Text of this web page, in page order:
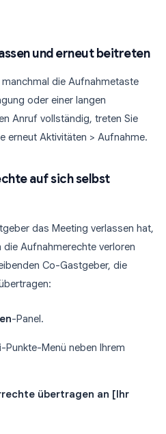
und erneut beitreten
die Aufnahmetaste
oder einer langen
Anruf vollständig, treten Sie
erneut Aktivitäten > Aufnahme.
auf sich selbst
das Meeting verlassen hat,
Aufnahmerechte verloren
Co-Gastgeber, die
-Panel.
Punkte-Menü neben Ihrem
übertragen an [Ihr